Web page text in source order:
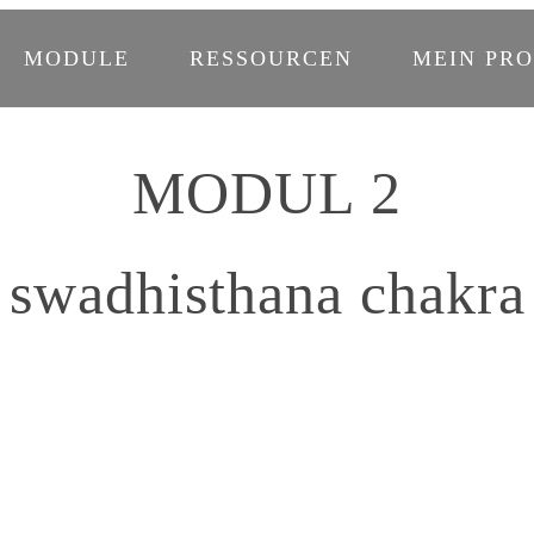
MODULE RESSOURCEN MEIN
MODUL 2
swadhisthana chakra